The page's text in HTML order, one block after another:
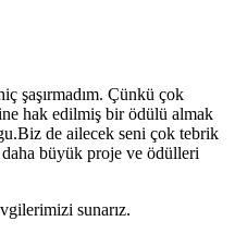
şaşırmadım. Çünkü çok
hak edilmiş bir ödülü almak
de ailecek seni çok tebrik
büyük proje ve ödülleri
sunarız.